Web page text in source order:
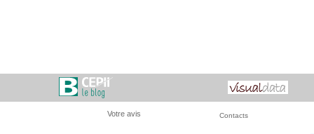
Votre avis Contacts